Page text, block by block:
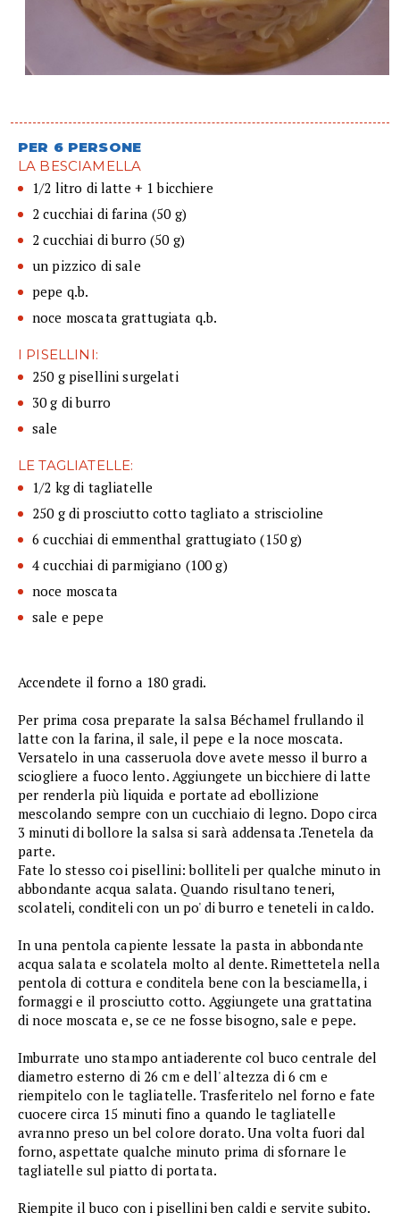
PER 6 PERSONE
LA BESCIAMELLA
1/2 litro di latte + 1 bicchiere
2 cucchiai di farina (50 g)
2 cucchiai di burro (50 g)
un pizzico di sale
pepe q.b.
noce moscata grattugiata q.b.
I PISELLINI:
250 g pisellini surgelati
30 g di burro
sale
LE TAGLIATELLE:
1/2 kg di tagliatelle
250 g di prosciutto cotto tagliato a striscioline
6 cucchiai di emmenthal grattugiato (150 g)
4 cucchiai di parmigiano (100 g)
noce moscata
sale e pepe
Accendete il forno a 180 gradi.
Per prima cosa preparate la salsa Béchamel frullando il
latte con la farina, il sale, il pepe e la noce moscata.
Versatelo in una casseruola dove avete messo il burro a
sciogliere a fuoco lento. Aggiungete un bicchiere di latte
per renderla più liquida e portate ad ebollizione
mescolando sempre con un cucchiaio di legno. Dopo circa
3 minuti di bollore la salsa si sarà addensata .Tenetela da
parte.
Fate lo stesso coi pisellini: bolliteli per qualche minuto in
abbondante acqua salata. Quando risultano teneri,
scolateli, conditeli con un po' di burro e teneteli in caldo.
In una pentola capiente lessate la pasta in abbondante
acqua salata e scolatela molto al dente. Rimettetela nella
pentola di cottura e conditela bene con la besciamella, i
formaggi e il prosciutto cotto. Aggiungete una grattatina
di noce moscata e, se ce ne fosse bisogno, sale e pepe.
Imburrate uno stampo antiaderente col buco centrale del
diametro esterno di 26 cm e dell' altezza di 6 cm e
riempitelo con le tagliatelle. Trasferitelo nel forno e fate
cuocere circa 15 minuti fino a quando le tagliatelle
avranno preso un bel colore dorato. Una volta fuori dal
forno, aspettate qualche minuto prima di sfornare le
tagliatelle sul piatto di portata.
Riempite il buco con i pisellini ben caldi e servite subito.